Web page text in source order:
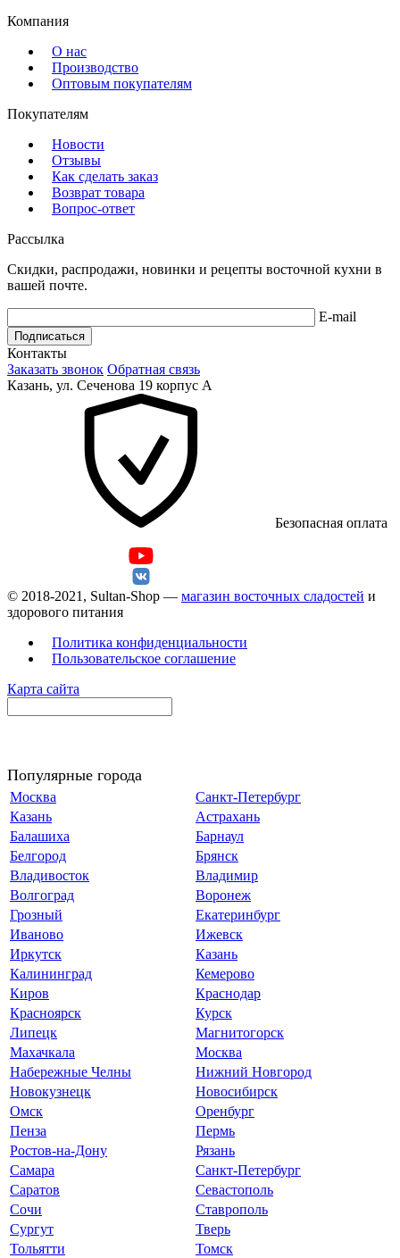
Компания
О нас
Производство
Оптовым покупателям
Покупателям
Новости
Отзывы
Как сделать заказ
Возврат товара
Вопрос-ответ
Рассылка
Скидки, распродажи, новинки и рецепты восточной кухни в
вашей почте.
E-mail
Подписаться
Контакты
Заказать звонок Обратная связь
Казань, ул. Сеченова 19 корпус А
Безопасная оплата
© 2018-2021, Sultan-Shop — магазин восточных сладостей и
здорового питания
Политика конфиденциальности
Пользовательское соглашение
Карта сайта
Популярные города
Москва
Санкт-Петербург
Казань
Астрахань
Балашиха
Барнаул
Белгород
Брянск
Владивосток
Владимир
Волгоград
Воронеж
Грозный
Екатеринбург
Иваново
Ижевск
Иркутск
Казань
Калининград
Кемерово
Киров
Краснодар
Красноярск
Курск
Липецк
Магнитогорск
Махачкала
Москва
Набережные Челны
Нижний Новгород
Новокузнецк
Новосибирск
Омск
Оренбург
Пенза
Пермь
Ростов-на-Дону
Рязань
Самара
Санкт-Петербург
Саратов
Севастополь
Сочи
Ставрополь
Сургут
Тверь
Тольятти
Томск